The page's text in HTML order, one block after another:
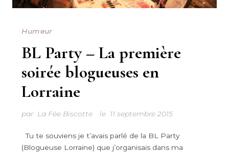
Humeur
BL Party – La première
soirée blogueuses en
Lorraine
par La Fée Biscotte le 11 septembre 2015
Tu te souviens je t’avais parlé de la BL Party
(Blogueuse Lorraine) que j’organisais dans ma